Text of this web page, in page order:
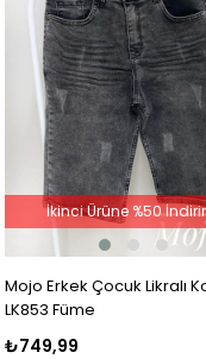
Mojo Erkek Çocuk Likralı
LK853 Füme
₺749,99
İkinci Ürüne %50